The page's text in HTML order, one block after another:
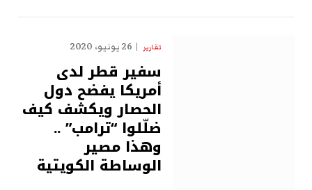
تقارير 26 يونيو، 2020
سفير قطر لدى
أمريكا يفضح دول
الحصار ويكشف كيف
ضلّلوا “ترامب” ..
وهذا مصير
الوساطة الكويتية